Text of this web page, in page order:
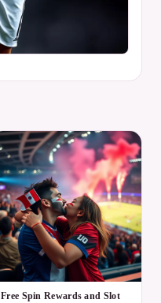
Free Spin Rewards and Slot